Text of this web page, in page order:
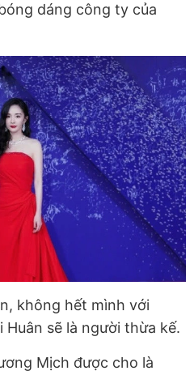
dáng công ty của
không hết mình với
sẽ là người thừa kế.
Mịch được cho là